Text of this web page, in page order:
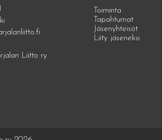
Liitto ry
Toiminta
Tapahtumat
Jäsenyhteisöt
Liity jäseneksi